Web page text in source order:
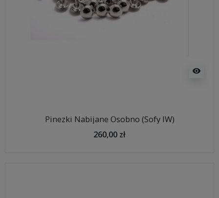
visibility
Pinezki Nabijane Osobno (Sofy IW)
260,00 zł